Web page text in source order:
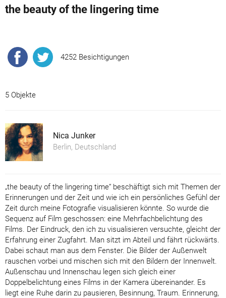
the beauty of the lingering time
4252 Besichtigungen
5 Objekte
Nica Junker
Berlin, Deutschland
„the beauty of the lingering time“ beschäftigt sich mit Themen der
Erinnerungen und der Zeit und wie ich ein persönliches Gefühl der
Zeit durch meine Fotografie visualisieren könnte. So wurde die
Sequenz auf Film geschossen: eine Mehrfachbelichtung des
Films. Der Eindruck, den ich zu visualisieren versuchte, gleicht der
Erfahrung einer Zugfahrt. Man sitzt im Abteil und fährt rückwärts.
Dabei schaut man aus dem Fenster. Die Bilder der Außenwelt
rauschen vorbei und mischen sich mit den Bildern der Innenwelt.
Außenschau und Innenschau legen sich gleich einer
Doppelbelichtung eines Films in der Kamera übereinander. Es
liegt eine Ruhe darin zu pausieren, Besinnung, Traum. Erinnerung,